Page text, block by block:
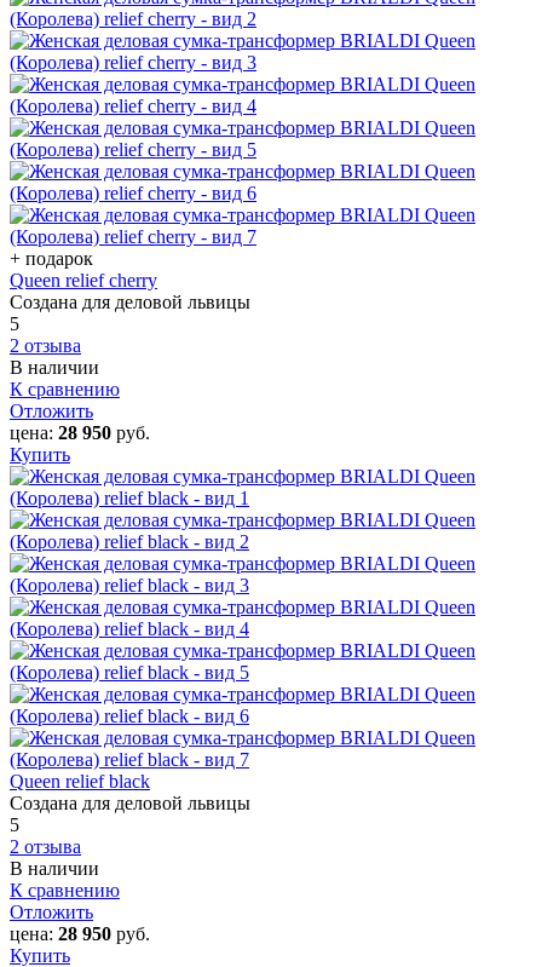
+ подарок
Queen relief cherry
Создана для деловой львицы
5
2 отзыва
В наличии
К сравнению
Отложить
цена: 28 950 руб.
Купить
Queen relief black
Создана для деловой львицы
5
2 отзыва
В наличии
К сравнению
Отложить
цена: 28 950 руб.
Купить